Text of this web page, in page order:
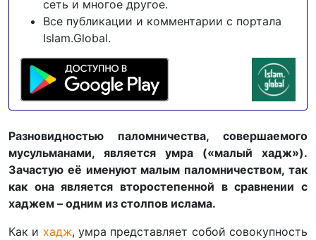
сеть и многое другое.
Все публикации и комментарии с портала
Islam.Global.
Разновидностью паломничества, совершаемого
мусульманами, является умра («малый хадж»).
Зачастую её именуют малым паломничеством, так
как она является второстепенной в сравнении с
хаджем – одним из столпов ислама.
Как и хадж, умра представляет собой совокупность